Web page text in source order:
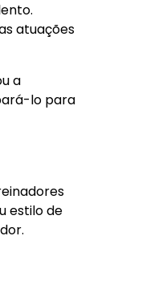
atuações
a
lo para
estilo de